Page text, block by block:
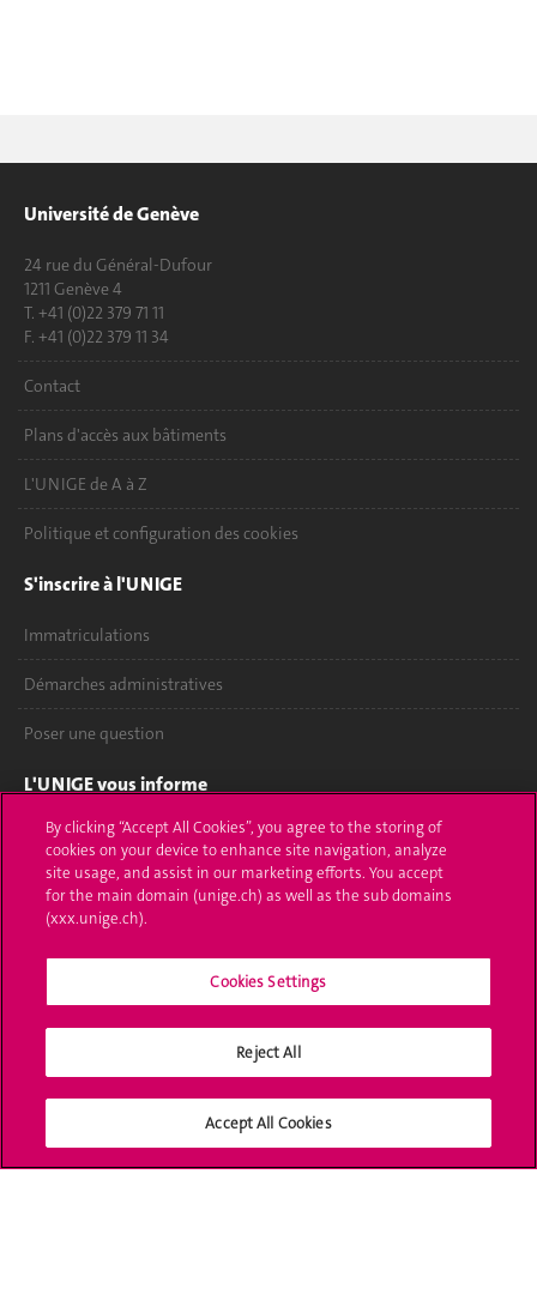
Université de Genève
24 rue du Général-Dufour
1211 Genève 4
T. +41 (0)22 379 71 11
F. +41 (0)22 379 11 34
Contact
Plans d'accès aux bâtiments
L'UNIGE de A à Z
Politique et configuration des cookies
S'inscrire à l'UNIGE
Immatriculations
Démarches administratives
Poser une question
L'UNIGE vous informe
UNIGE Mobile
Médias
Offres d'emploi
Calendrier académique
Médias sociaux UNIGE
By clicking “Accept All Cookies”, you agree to the storing of
cookies on your device to enhance site navigation, analyze
site usage, and assist in our marketing efforts. You accept
for the main domain (unige.ch) as well as the sub domains
(xxx.unige.ch).
Cookies Settings
Reject All
Accept All Cookies